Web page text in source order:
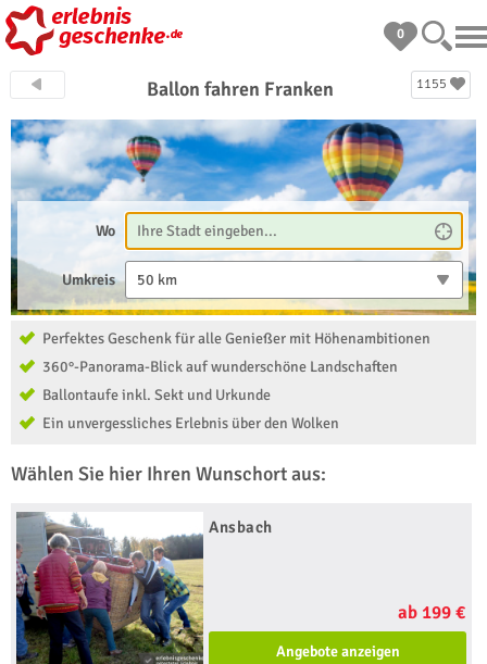
0
1155
Ballon fahren Franken
Wo
Umkreis 50 km
Perfektes Geschenk für alle Genießer mit Höhenambitionen
360°-Panorama-Blick auf wunderschöne Landschaften
Ballontaufe inkl. Sekt und Urkunde
Ein unvergessliches Erlebnis über den Wolken
Wählen Sie hier Ihren Wunschort aus:
Ansbach
ab 199 €
Angebote anzeigen